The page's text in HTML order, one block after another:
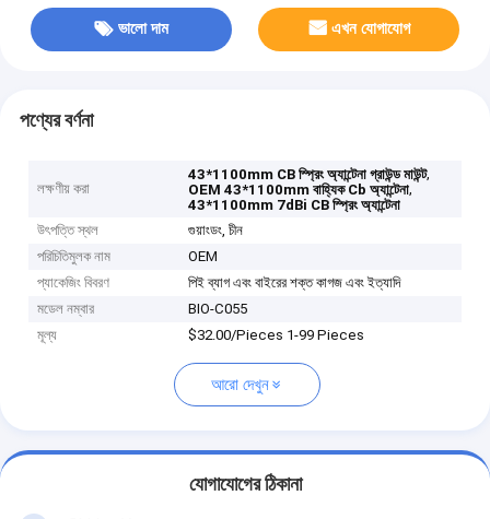
ভালো দাম এখন যোগাযোগ
পণ্যের বর্ণনা
লক্ষণীয় করা
43*1100mm CB স্প্রিং অ্যান্টেনা গ্রাউন্ড মাউন্ট,
OEM 43*1100mm বাহ্যিক Cb অ্যান্টেনা,
43*1100mm 7dBi CB স্প্রিং অ্যান্টেনা
উৎপত্তি স্থল
গুয়াংডং, চীন
পরিচিতিমুলক নাম
OEM
প্যাকেজিং বিবরণ
পিই ব্যাগ এবং বাইরের শক্ত কাগজ এবং ইত্যাদি
মডেল নম্বার
BIO-C055
মূল্য
$32.00/Pieces 1-99 Pieces
আরো দেখুন
যোগাযোগের ঠিকানা